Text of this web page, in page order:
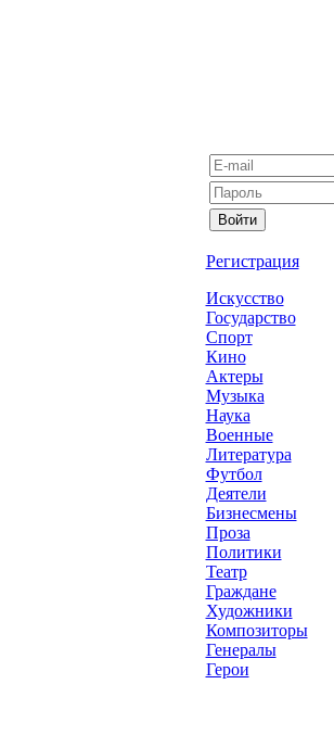
Регистрация
Искусство
Государство
Спорт
Кино
Актеры
Музыка
Наука
Военные
Литература
Футбол
Деятели
Бизнесмены
Проза
Политики
Театр
Граждане
Художники
Композиторы
Генералы
Герои